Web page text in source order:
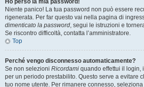
Ho perso la mia password!
Niente panico! La tua password non può essere
rigenerata. Per far questo vai nella pagina di
dimenticato la password, segui le istruzioni e
Se riscontro difficoltà, contatta l’amministratore.
Top
Perché vengo disconnesso automaticamente?
Se non selezioni Ricordami quando effettui il login,
per un periodo prestabilito. Questo serve a evitare
tuo nome utente. Per rimanere connesso,